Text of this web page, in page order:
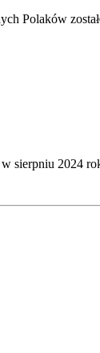
Polaków
sierpniu 2024